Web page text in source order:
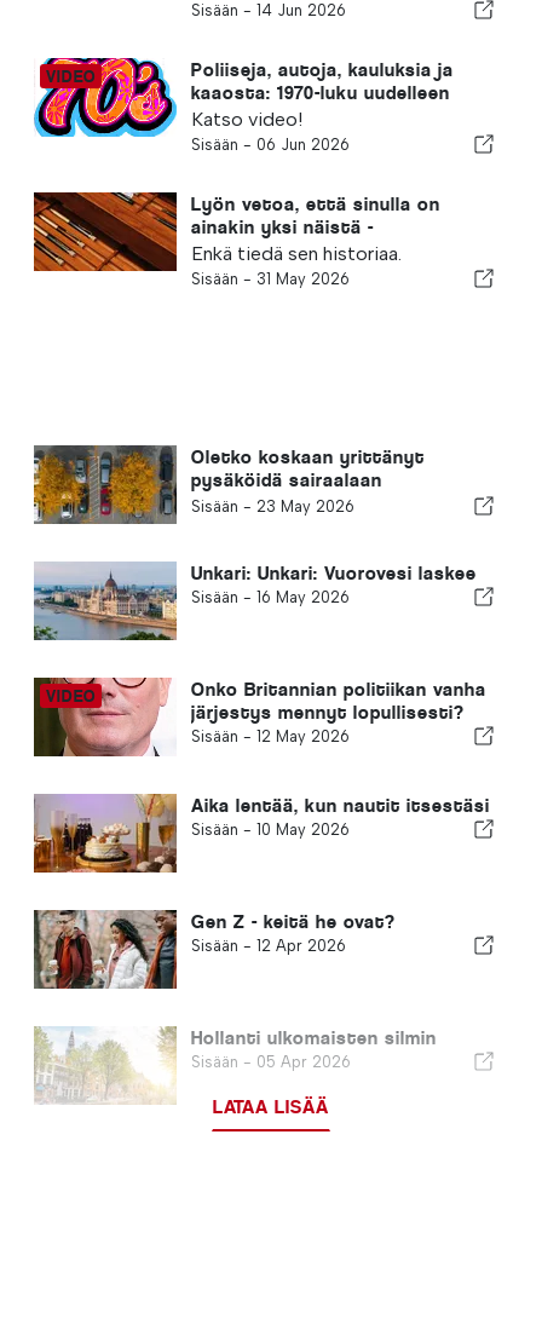
Sisään - 14 Jun 2026
Poliiseja, autoja, kauluksia ja
kaaosta: 1970-luku uudelleen
Katso video!
Sisään - 06 Jun 2026
Lyön vetoa, että sinulla on
ainakin yksi näistä -
Enkä tiedä sen historiaa.
Sisään - 31 May 2026
Oletko koskaan yrittänyt
pysäköidä sairaalaan
Portugalissa?
Sisään - 23 May 2026
Unkari: Unkari: Vuorovesi laskee
Sisään - 16 May 2026
Onko Britannian politiikan vanha
järjestys mennyt lopullisesti?
Sisään - 12 May 2026
Aika lentää, kun nautit itsestäsi
Sisään - 10 May 2026
Gen Z - keitä he ovat?
Sisään - 12 Apr 2026
Hollanti ulkomaisten silmin
Sisään - 05 Apr 2026
LATAA LISÄÄ